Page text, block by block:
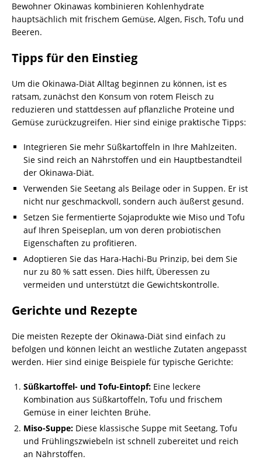
Bewohner Okinawas kombinieren Kohlenhydrate
hauptsächlich mit frischem Gemüse, Algen, Fisch, Tofu und
Beeren.
Tipps für den Einstieg
Um die Okinawa-Diät Alltag beginnen zu können, ist es
ratsam, zunächst den Konsum von rotem Fleisch zu
reduzieren und stattdessen auf pflanzliche Proteine und
Gemüse zurückzugreifen. Hier sind einige praktische Tipps:
Integrieren Sie mehr Süßkartoffeln in Ihre Mahlzeiten.
Sie sind reich an Nährstoffen und ein Hauptbestandteil
der Okinawa-Diät.
Verwenden Sie Seetang als Beilage oder in Suppen. Er ist
nicht nur geschmackvoll, sondern auch äußerst gesund.
Setzen Sie fermentierte Sojaprodukte wie Miso und Tofu
auf Ihren Speiseplan, um von deren probiotischen
Eigenschaften zu profitieren.
Adoptieren Sie das Hara-Hachi-Bu Prinzip, bei dem Sie
nur zu 80 % satt essen. Dies hilft, Überessen zu
vermeiden und unterstützt die Gewichtskontrolle.
Gerichte und Rezepte
Die meisten Rezepte der Okinawa-Diät sind einfach zu
befolgen und können leicht an westliche Zutaten angepasst
werden. Hier sind einige Beispiele für typische Gerichte:
Süßkartoffel- und Tofu-Eintopf: Eine leckere
Kombination aus Süßkartoffeln, Tofu und frischem
Gemüse in einer leichten Brühe.
Miso-Suppe: Diese klassische Suppe mit Seetang, Tofu
und Frühlingszwiebeln ist schnell zubereitet und reich
an Nährstoffen.